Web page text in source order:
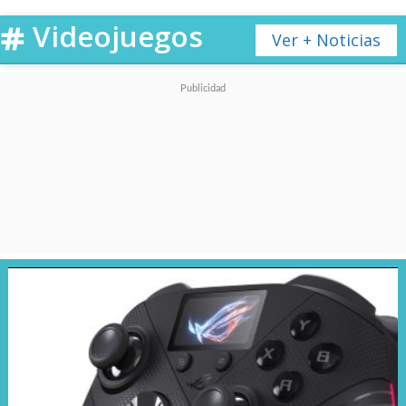
18 de juniollegaEA Sports
a través de EA Play,
incluyendo recompensas
recurrentes en Ultimate Team y
Ver + Noticias
Videojuegos